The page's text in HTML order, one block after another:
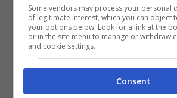
Paradiso delle Signore”, un
potrebbe precludergli la
produzioni
colpi di scena, con la partenza
Some vendors may process your personal
of legitimate interest, which you can object
your options below. Look for a link at the
or in the site menu to manage or withdraw
and cookie settings.
Consent